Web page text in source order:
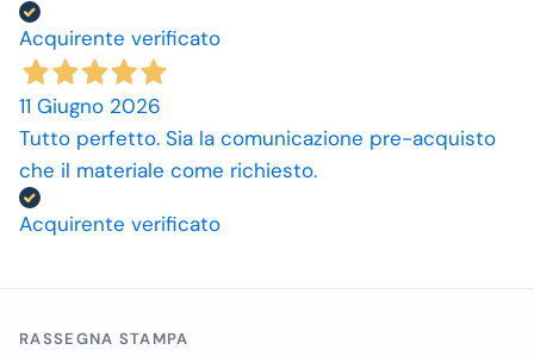
Acquirente verificato
11 Giugno 2026
Tutto perfetto. Sia la comunicazione pre-acquisto
che il materiale come richiesto.
Acquirente verificato
RASSEGNA STAMPA